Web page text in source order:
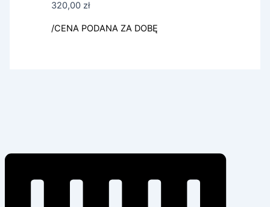
320,00zł
/CENA PODANA ZA DOBĘ